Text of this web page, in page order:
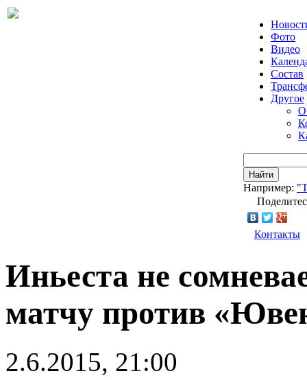
Фото
Видео
Состав
Другое
О
Найти
Например:
Контакты
Иньеста не
матчу против
2.6.2015, 21:00